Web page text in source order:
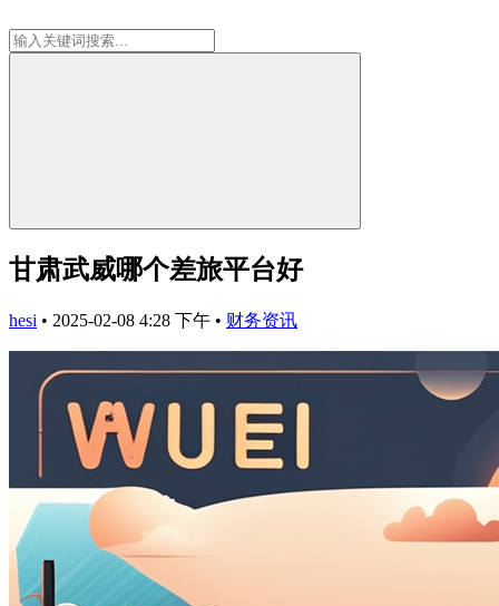
甘肃武威哪个差旅平台好
hesi • 2025-02-08 4:28 下午 • 财务资讯